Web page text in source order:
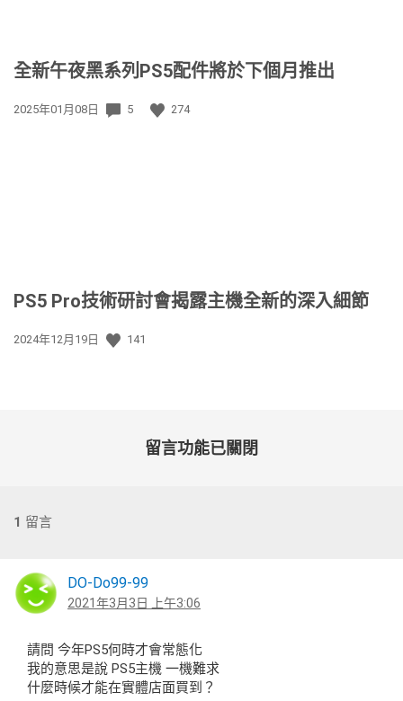
全新午夜黑系列PS5配件將於下個月推出
發
2025年01月08日 5 274
PS5 Pro技術研討會揭露主機全新的深入細節
發
2024年12月19日 141
留言功能已關閉
1 留言
DO-Do99-99
2021年3月3日 上午3:06
請問 今年PS5何時才會常態化
我的意思是說 PS5主機 一機難求
什麼時候才能在實體店面買到？